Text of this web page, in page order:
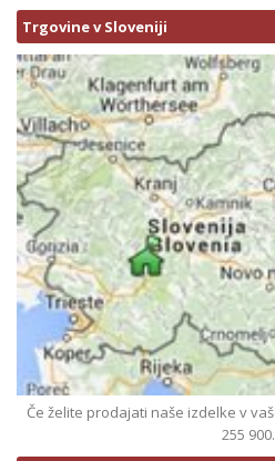
Trgovine v Sloveniji
Če želite prodajati naše izdelke v
255 900.